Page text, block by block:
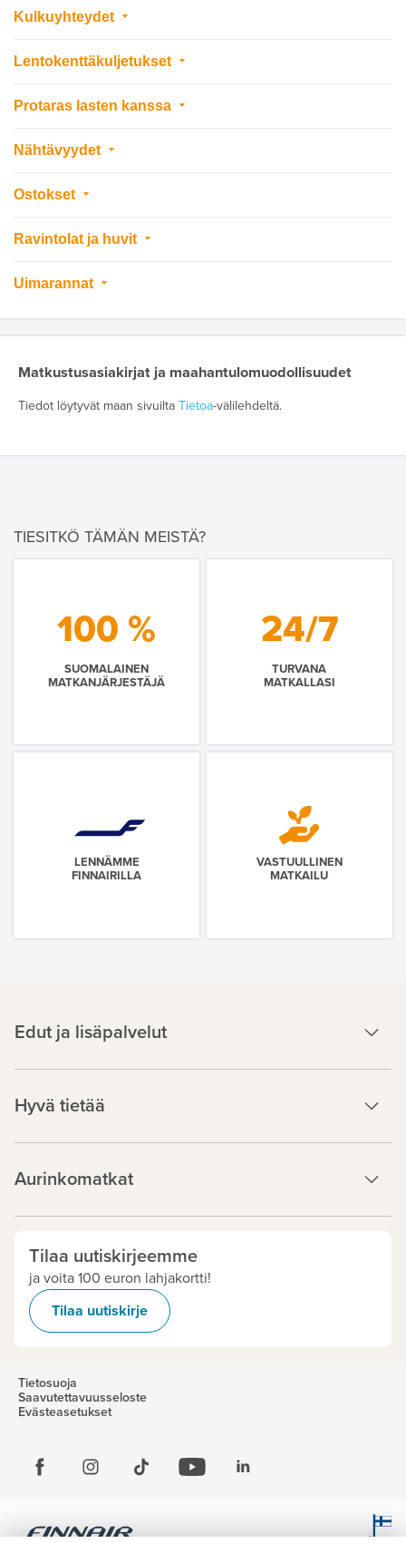
Kulkuyhteydet
Lentokenttäkuljetukset
Protaras lasten kanssa
Nähtävyydet
Ostokset
Ravintolat ja huvit
Uimarannat
Matkustusasiakirjat ja maahantulomuodollisuudet
Tiedot löytyvät maan sivuilta Tietoa-välilehdeltä.
TIESITKÖ TÄMÄN MEISTÄ?
100 %
SUOMALAINEN
MATKANJÄRJESTÄJÄ
24/7
TURVANA
MATKALLASI
LENNÄMME
FINNAIRILLA
VASTUULLINEN
MATKAILU
Edut ja lisäpalvelut
Hyvä tietää
Aurinkomatkat
Tilaa uutiskirjeemme
ja voita 100 euron lahjakortti!
Tilaa uutiskirje
Tietosuoja
Saavutettavuusseloste
Evästeasetukset